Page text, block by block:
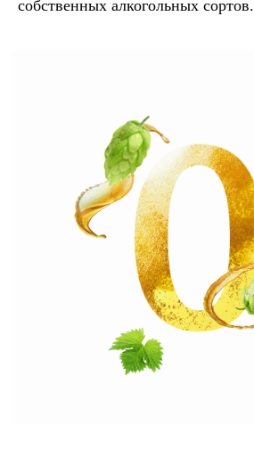
собственных алкогольных сортов.